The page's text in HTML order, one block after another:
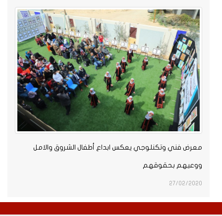
معرض فني وتكنلوجي يعكس ابداع أطفال الشروق والامل
ووعيهم بحقوقهم
27/02/2020